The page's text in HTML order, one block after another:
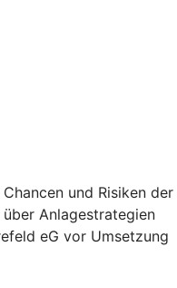
und Risiken der
Anlagestrategien
eG vor Umsetzung